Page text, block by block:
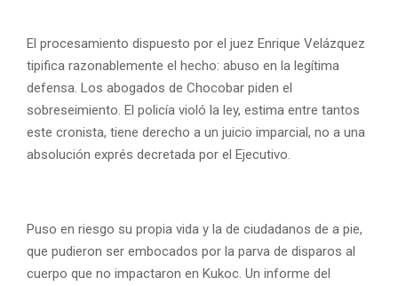
El procesamiento dispuesto por el juez Enrique Velázquez
tipifica razonablemente el hecho: abuso en la legítima
defensa. Los abogados de Chocobar piden el
sobreseimiento. El policía violó la ley, estima entre tantos
este cronista, tiene derecho a un juicio imparcial, no a una
absolución exprés decretada por el Ejecutivo.
Puso en riesgo su propia vida y la de ciudadanos de a pie,
que pudieron ser embocados por la parva de disparos al
cuerpo que no impactaron en Kukoc. Un informe del